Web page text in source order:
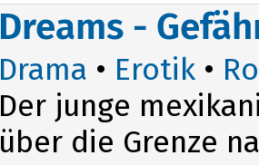
17:45
Dreams -
Drama • Erotik •
Der junge
über die Grenze